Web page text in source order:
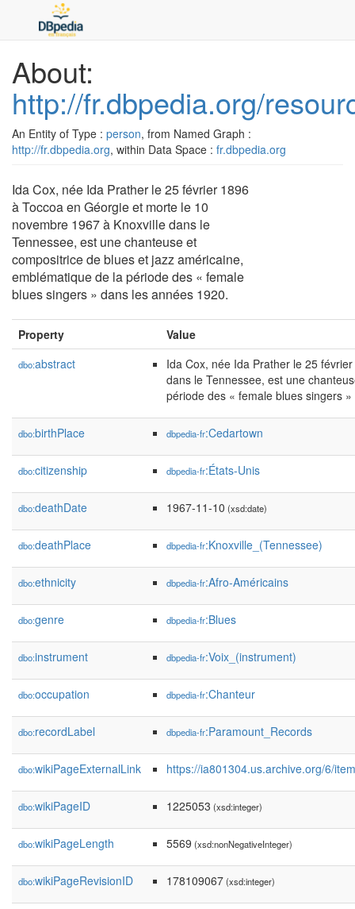
About:
http://fr.dbpedia.org/
An Entity of Type : person, from Named Graph :
http://fr.dbpedia.org, within Data Space : fr.dbpedia.org
Ida Cox, née Ida Prather le 25 février 1896
à Toccoa en Géorgie et morte le 10
novembre 1967 à Knoxville dans le
Tennessee, est une chanteuse et
compositrice de blues et jazz américaine,
emblématique de la période des « female
blues singers » dans les années 1920.
Property Value
dbo:abstract
Ida Cox, née Ida Prather le 25
dans le Tennessee, est une
période des « female blues singers
dbo:birthPlace dbpedia-fr:Cedartown
dbo:citizenship dbpedia-fr:États-Unis
dbo:deathDate 1967-11-10 (xsd:date)
dbo:deathPlace dbpedia-fr:Knoxville_(Tennessee)
dbo:ethnicity dbpedia-fr:Afro-Américains
dbo:genre dbpedia-fr:Blues
dbo:instrument dbpedia-fr:Voix_(instrument)
dbo:occupation dbpedia-fr:Chanteur
dbo:recordLabel dbpedia-fr:Paramount_Records
dbo:wikiPageExternalLink https://ia801304.us.archive.org/6/
dbo:wikiPageID 1225053 (xsd:integer)
dbo:wikiPageLength 5569 (xsd:nonNegativeInteger)
dbo:wikiPageRevisionID 178109067(xsd:integer)